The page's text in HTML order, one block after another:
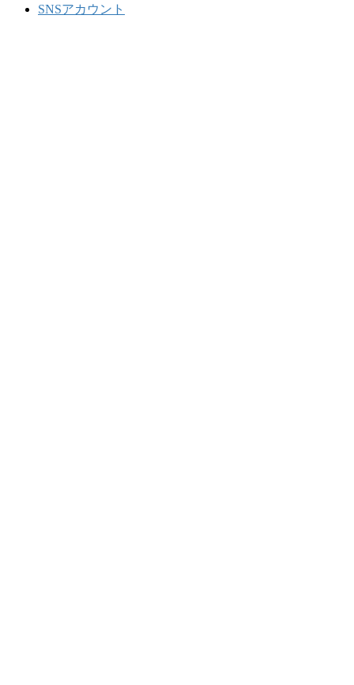
SNSアカウント